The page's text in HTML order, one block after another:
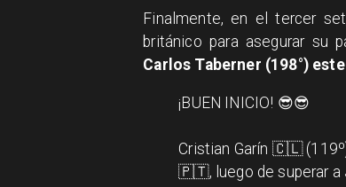
Finalmente, en el tercer
británico para asegurar su
Carlos Taberner (198°)
¡BUEN INICIO! 😎😎
Cristian Garín 🇨🇱
🇵🇹, luego de superar a